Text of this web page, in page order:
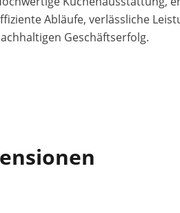
Abläufe, verlässliche
Geschäftserfolg.